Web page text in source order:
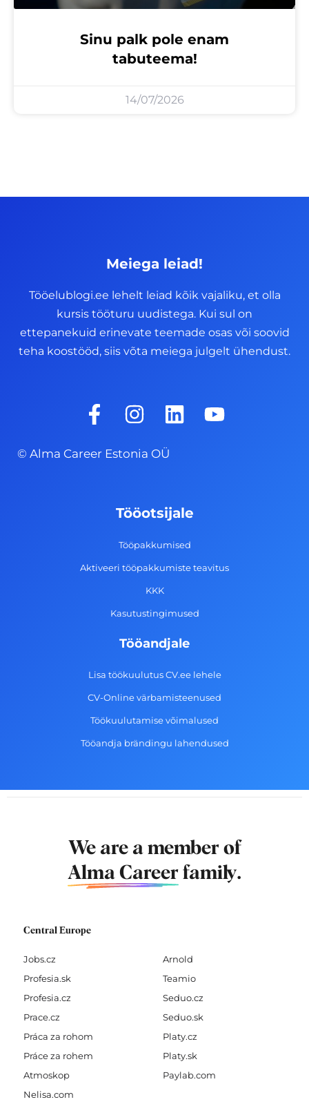
Sinu palk pole enam
tabuteema!
14/07/2026
Meiega leiad!
Tööelublogi.ee lehelt leiad kõik vajaliku, et olla
kursis tööturu uudistega. Kui sul on
ettepanekuid erinevate teemade osas või soovid
teha koostööd, siis võta meiega julgelt ühendust.
F
a
e
-
I
n
s
t
g
r
a
m
L
i
d
i
n
Y
o
© Alma Career Estonia OÜ
Tööotsijale
Tööpakkumised
Aktiveeri tööpakkumiste teavitus
KKK
Kasutustingimused
Tööandjale
Lisa töökuulutus CV.ee lehele
CV-Online värbamisteenused
Töökuulutamise võimalused
Tööandja brändingu lahendused
We are a member of
Alma Career family.
Central Europe
Jobs.cz
Profesia.sk
Profesia.cz
Prace.cz
Práca za rohom
Práce za rohem
Atmoskop
Nelisa.com
Arnold
Teamio
Seduo.cz
Seduo.sk
Platy.cz
Platy.sk
Paylab.com